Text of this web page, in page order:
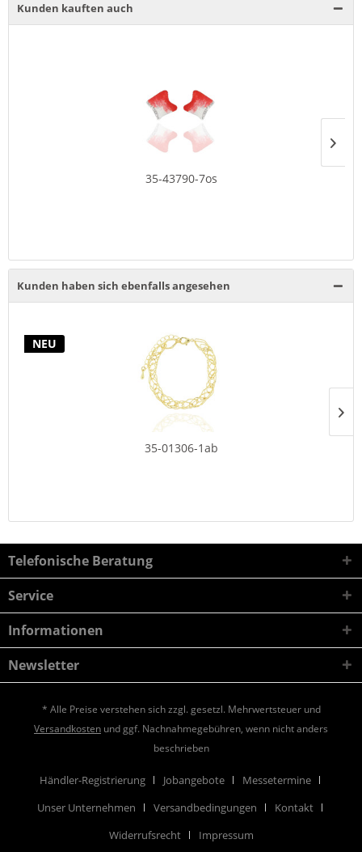
Kunden kauften auch
35-43790-7os
Kunden haben sich ebenfalls angesehen
NEU
35-01306-1ab
Telefonische Beratung
Service
Informationen
Newsletter
* Alle Preise verstehen sich zzgl. gesetzl. Mehrwertsteuer und
Versandkosten und ggf. Nachnahmegebühren, wenn nicht anders
beschrieben
Händler-Registrierung Jobangebote
Messetermine
Unser Unternehmen
Versandbedingungen
Kontakt
Widerrufsrecht
Impressum